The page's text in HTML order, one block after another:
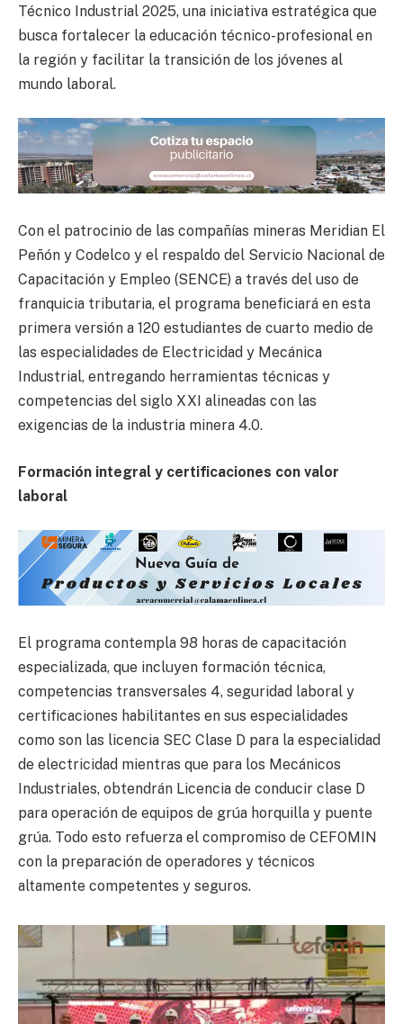
Técnico Industrial 2025, una iniciativa estratégica que
busca fortalecer la educación técnico-profesional en
la región y facilitar la transición de los jóvenes al
mundo laboral.
Con el patrocinio de las compañías mineras Meridian El
Peñón y Codelco y el respaldo del Servicio Nacional de
Capacitación y Empleo (SENCE) a través del uso de
franquicia tributaria, el programa beneficiará en esta
primera versión a 120 estudiantes de cuarto medio de
las especialidades de Electricidad y Mecánica
Industrial, entregando herramientas técnicas y
competencias del siglo XXI alineadas con las
exigencias de la industria minera 4.0.
Formación integral y certificaciones con valor
laboral
El programa contempla 98 horas de capacitación
especializada, que incluyen formación técnica,
competencias transversales 4, seguridad laboral y
certificaciones habilitantes en sus especialidades
como son las licencia SEC Clase D para la especialidad
de electricidad mientras que para los Mecánicos
Industriales, obtendrán Licencia de conducir clase D
para operación de equipos de grúa horquilla y puente
grúa. Todo esto refuerza el compromiso de CEFOMIN
con la preparación de operadores y técnicos
altamente competentes y seguros.